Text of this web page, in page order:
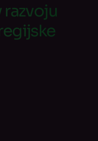
razvoju